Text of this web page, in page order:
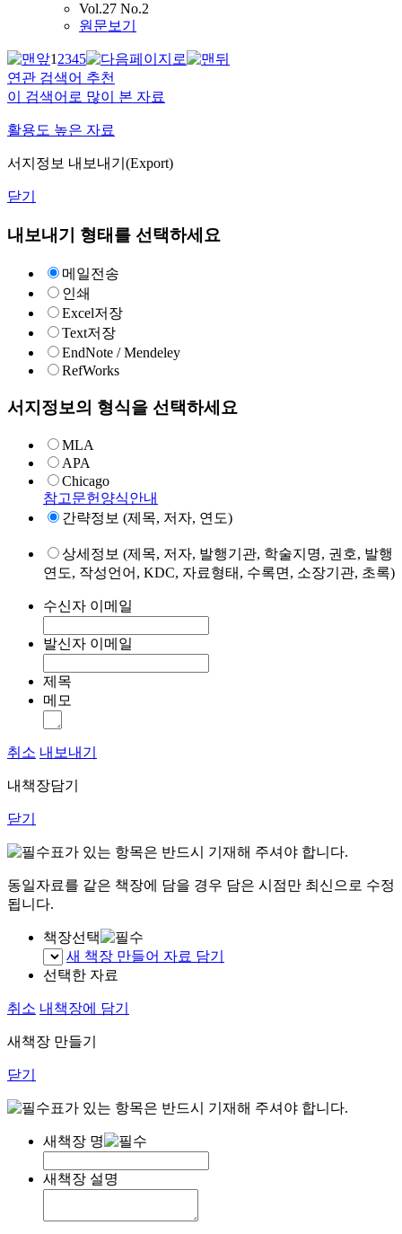
Vol.27 No.2
원문보기
12345
연관 검색어 추천
이 검색어로 많이 본 자료
활용도 높은 자료
서지정보 내보내기(Export)
닫기
내보내기 형태를 선택하세요
메일전송
인쇄
Excel저장
Text저장
EndNote / Mendeley
RefWorks
서지정보의 형식을 선택하세요
MLA
APA
Chicago
참고문헌양식안내
간략정보 (제목, 저자, 연도)
상세정보 (제목, 저자, 발행기관, 학술지명, 권호, 발행
연도, 작성언어, KDC, 자료형태, 수록면, 소장기관, 초록)
수신자 이메일
발신자 이메일
제목
메모
취소 내보내기
내책장담기
닫기
표가 있는 항목은 반드시 기재해 주셔야 합니다.
동일자료를 같은 책장에 담을 경우 담은 시점만 최신으로 수정
됩니다.
책장선택
새 책장 만들어 자료 담기
선택한 자료
취소 내책장에 담기
새책장 만들기
닫기
표가 있는 항목은 반드시 기재해 주셔야 합니다.
새책장 명
새책장 설명